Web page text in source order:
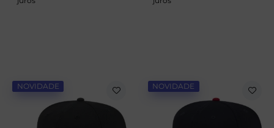
NOVIDADE NOVIDADE